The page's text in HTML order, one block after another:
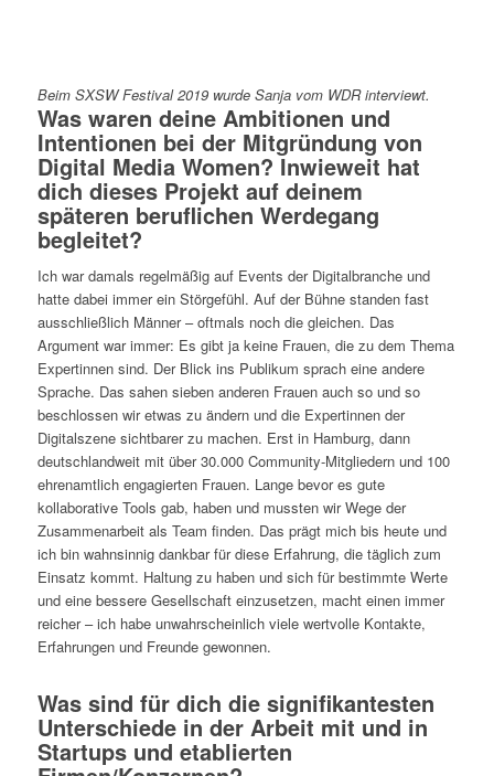
Beim SXSW Festival 2019 wurde Sanja vom WDR interviewt.
Was waren deine Ambitionen und
Intentionen bei der Mitgründung von
Digital Media Women? Inwieweit hat
dich dieses Projekt auf deinem
späteren beruflichen Werdegang
begleitet?
Ich war damals regelmäßig auf Events der Digitalbranche und
hatte dabei immer ein Störgefühl. Auf der Bühne standen fast
ausschließlich Männer – oftmals noch die gleichen. Das
Argument war immer: Es gibt ja keine Frauen, die zu dem Thema
Expertinnen sind. Der Blick ins Publikum sprach eine andere
Sprache. Das sahen sieben anderen Frauen auch so und so
beschlossen wir etwas zu ändern und die Expertinnen der
Digitalszene sichtbarer zu machen. Erst in Hamburg, dann
deutschlandweit mit über 30.000 Community-Mitgliedern und 100
ehrenamtlich engagierten Frauen. Lange bevor es gute
kollaborative Tools gab, haben und mussten wir Wege der
Zusammenarbeit als Team finden. Das prägt mich bis heute und
ich bin wahnsinnig dankbar für diese Erfahrung, die täglich zum
Einsatz kommt. Haltung zu haben und sich für bestimmte Werte
und eine bessere Gesellschaft einzusetzen, macht einen immer
reicher – ich habe unwahrscheinlich viele wertvolle Kontakte,
Erfahrungen und Freunde gewonnen.
Was sind für dich die signifikantesten
Unterschiede in der Arbeit mit und in
Startups und etablierten